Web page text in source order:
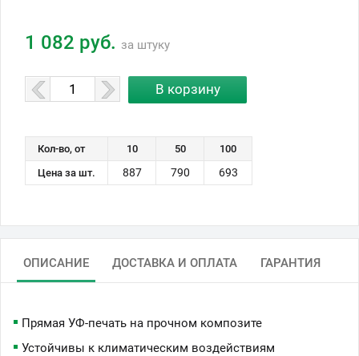
1 082 руб. за штуку
Кол-во, от 10 50
100
Цена за шт.
887 790 693
ОПИСАНИЕ ДОСТАВКА И ОПЛАТА ГАРАНТИЯ
Прямая УФ-печать на прочном композите
Устойчивы к климатическим воздействиям